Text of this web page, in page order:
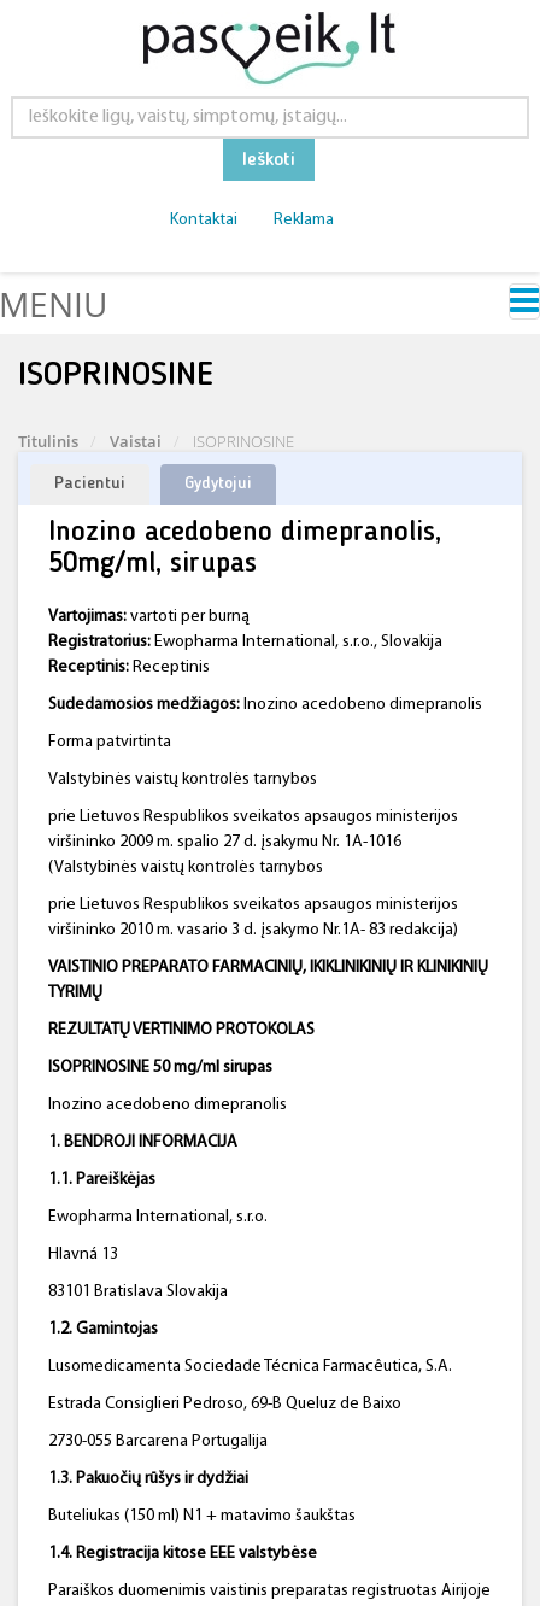
Ieškoti
Kontaktai Reklama
MENIU
ISOPRINOSINE
Titulinis Vaistai ISOPRINOSINE
Pacientui Gydytojui
Inozino acedobeno dimepranolis,
50mg/ml, sirupas
Vartojimas: vartoti per burną
Registratorius: Ewopharma International, s.r.o., Slovakija
Receptinis: Receptinis
Sudedamosios medžiagos: Inozino acedobeno dimepranolis
Forma patvirtinta
Valstybinės vaistų kontrolės tarnybos
prie Lietuvos Respublikos sveikatos apsaugos ministerijos
viršininko 2009 m. spalio 27 d. įsakymu Nr. 1A-1016
(Valstybinės vaistų kontrolės tarnybos
prie Lietuvos Respublikos sveikatos apsaugos ministerijos
viršininko 2010 m. vasario 3 d. įsakymo Nr.1A- 83 redakcija)
VAISTINIO PREPARATO FARMACINIŲ, IKIKLINIKINIŲ IR KLINIKINIŲ
TYRIMŲ
REZULTATŲ VERTINIMO PROTOKOLAS
ISOPRINOSINE 50 mg/ml sirupas
Inozino acedobeno dimepranolis
1. BENDROJI INFORMACIJA
1.1. Pareiškėjas
Ewopharma International, s.r.o.
Hlavná 13
83101 Bratislava Slovakija
1.2. Gamintojas
Lusomedicamenta Sociedade Técnica Farmacêutica, S.A.
Estrada Consiglieri Pedroso, 69-B Queluz de Baixo
2730-055 Barcarena Portugalija
1.3. Pakuočių rūšys ir dydžiai
Buteliukas (150 ml) N1 + matavimo šaukštas
1.4. Registracija kitose EEE valstybėse
Paraiškos duomenimis vaistinis preparatas registruotas Airijoje